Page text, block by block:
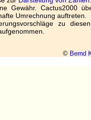
Gewähr. Cactus2000
Umrechnung auftreten.
zu
© Bernd